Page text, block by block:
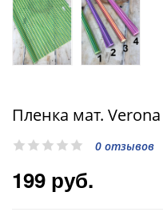
Пленка мат. Verona
0 отзывов
199 руб.